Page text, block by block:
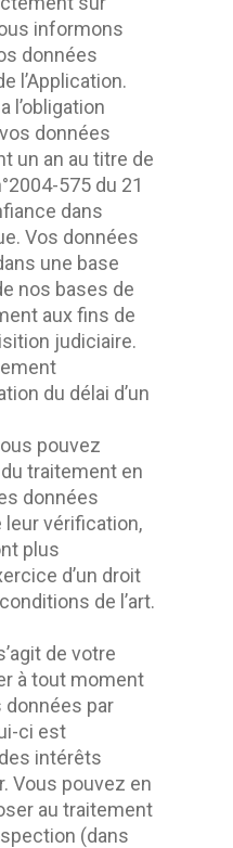
informons
données
l’Application.
l’obligation
données
un an au titre de
575 du 21
dans
Vos données
une base
nos bases de
aux fins de
judiciaire.
du délai d’un
pouvez
traitement en
données
vérification,
plus
d’un droit
de l’art.
de votre
à tout moment
données par
ci est
intérêts
Vous pouvez en
au traitement
(dans